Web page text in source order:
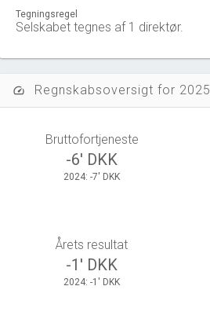
Tegningsregel
Selskabet tegnes af 1 direktør.
speed Regnskabsoversigt for 2025
Bruttofortjeneste
-6' DKK
2024: -7' DKK
Årets resultat
-1' DKK
2024: -1' DKK